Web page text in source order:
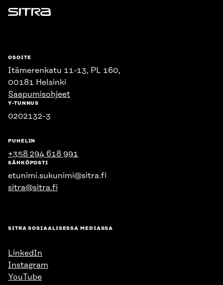
Sitra
OSOITE
Itämerenkatu 11-13, PL 160,
00181 Helsinki
Saapumisohjeet
Y-TUNNUS
0202132-3
PUHELIN
+358 294 618 991
SÄHKÖPOSTI
etunimi.sukunimi@sitra.fi
sitra@sitra.fi
SITRA SOSIAALISESSA MEDIASSA
LinkedIn
Instagram
YouTube